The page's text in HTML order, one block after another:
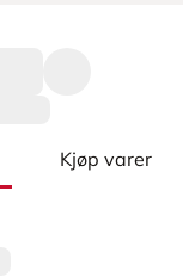
Kjøp varer